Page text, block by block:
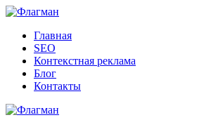
Главная
SEO
Контекстная реклама
Блог
Контакты